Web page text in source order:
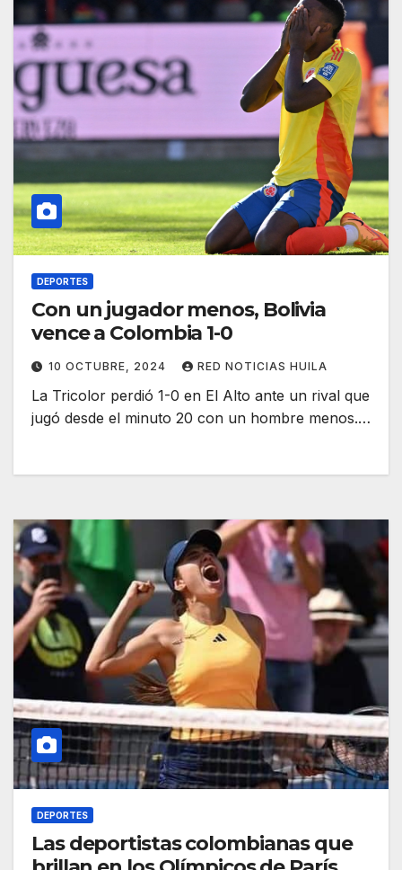
DEPORTES
Con un jugador menos, Bolivia
vence a Colombia 1-0
10 OCTUBRE, 2024 RED NOTICIAS HUILA
La Tricolor perdió 1-0 en El Alto ante un rival que
jugó desde el minuto 20 con un hombre menos.…
DEPORTES
Las deportistas colombianas que